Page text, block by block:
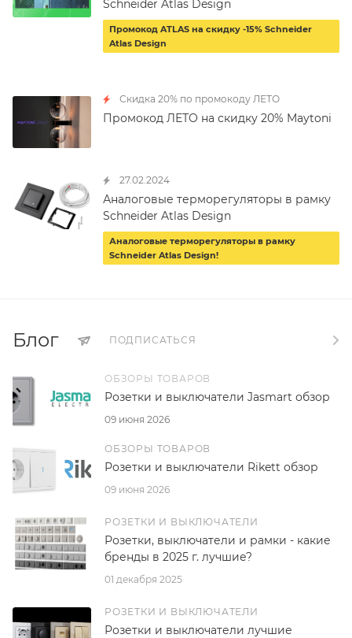
Schneider Atlas Design
Промокод ATLAS на скидку -15% Schneider
Atlas Design
Скидка 20% по промокоду ЛЕТО
Промокод ЛЕТО на скидку 20% Maytoni
27.02.2024
Аналоговые терморегуляторы в рамку
Schneider Atlas Design
Аналоговые терморегуляторы в рамку
Schneider Atlas Design!
Блог ПОДПИСАТЬСЯ
ОБЗОРЫ ТОВАРОВ
09 июня 2026
Розетки и выключатели Jasmart обзор
ОБЗОРЫ ТОВАРОВ
09 июня 2026
Розетки и выключатели Rikett обзор
РОЗЕТКИ И ВЫКЛЮЧАТЕЛИ
01 декабря 2025
Розетки, выключатели и рамки - какие
бренды в 2025 г. лучшие?
РОЗЕТКИ И ВЫКЛЮЧАТЕЛИ
Розетки и выключатели лучшие